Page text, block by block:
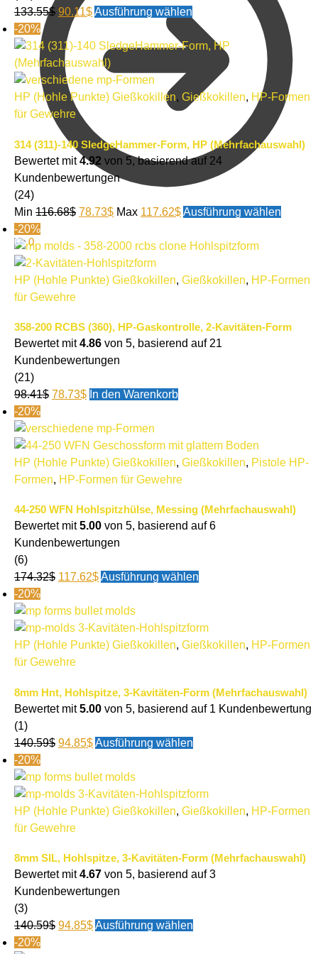
0.00$ 0
133.55$ 90.11$Ausführung wählen
-20%
HP (Hohle Punkte) Gießkokillen, Gießkokillen, HP-Formen
für Gewehre
314 (311)-140 SledgeHammer-Form, HP (Mehrfachauswahl)
Bewertet mit4.92 von 5, basierend auf 24
Kundenbewertungen
(24)
Min 116.68$ 78.73$ Max 117.62$Ausführung wählen
-20%
HP (Hohle Punkte) Gießkokillen, Gießkokillen, HP-Formen
für Gewehre
358-200 RCBS (360), HP-Gaskontrolle, 2-Kavitäten-Form
Bewertet mit4.86 von 5, basierend auf 21
Kundenbewertungen
(21)
98.41$ 78.73$ In den Warenkorb
-20%
HP (Hohle Punkte) Gießkokillen, Gießkokillen, Pistole HP-
Formen, HP-Formen für Gewehre
44-250 WFN Hohlspitzhülse, Messing (Mehrfachauswahl)
Bewertet mit5.00 von 5, basierend auf6
Kundenbewertungen
(6)
174.32$ 117.62$Ausführung wählen
-20%
HP (Hohle Punkte) Gießkokillen, Gießkokillen, HP-Formen
für Gewehre
8mm Hnt, Hohlspitze, 3-Kavitäten-Form (Mehrfachauswahl)
Bewertet mit5.00 von 5, basierend auf 1 Kundenbewertung
(1)
140.59$ 94.85$Ausführung wählen
-20%
HP (Hohle Punkte) Gießkokillen, Gießkokillen, HP-Formen
für Gewehre
8mm SIL, Hohlspitze, 3-Kavitäten-Form (Mehrfachauswahl)
Bewertet mit4.67 von 5, basierend auf3
Kundenbewertungen
(3)
140.59$ 94.85$Ausführung wählen
-20%